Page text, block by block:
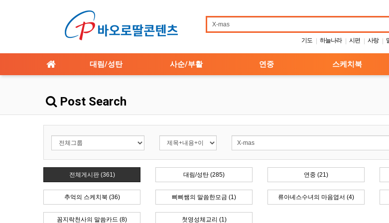
기도 | 하늘나라 | 시편 | 사랑 |
대림/성탄 사순/부활 연중 스케치북
Post Search
전체게시판 (361) 대림/성탄 (285) 연중 (21)
추억의 스케치북 (36) 삐삐쌤의 말씀한모금 (1) 류아녜스수녀의 마음엽서 (4)
꼼지락천사의 말씀카드 (8) 첫영성체교리 (1)